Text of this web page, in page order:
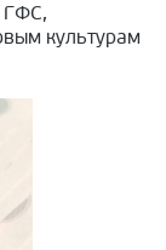
ГФС,
культурам